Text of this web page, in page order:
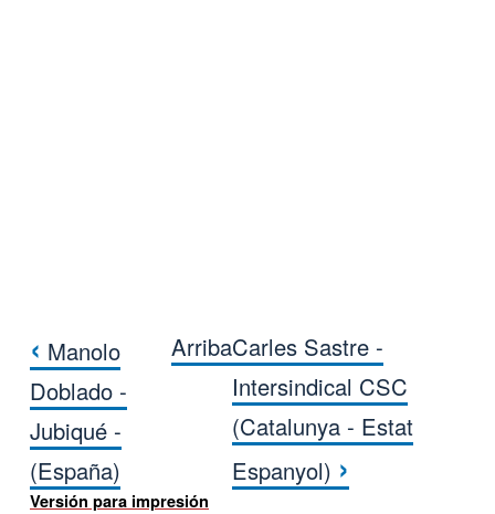
Enlaces transversales de Book
‹ Manolo
Doblado -
Jubiqué -
(España)
ArribaCarles Sastre -
Intersindical CSC
(Catalunya - Estat
Espanyol) ›
Versión para impresión